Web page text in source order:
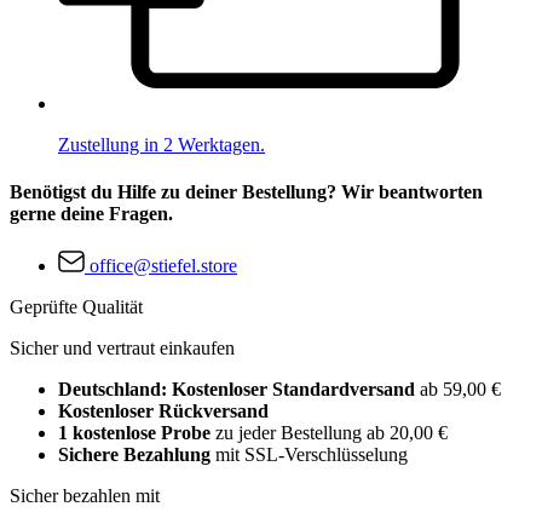
Zustellung in 2 Werktagen.
Benötigst du Hilfe zu deiner Bestellung? Wir beantworten
gerne deine Fragen.
office@stiefel.store
Geprüfte Qualität
Sicher und vertraut einkaufen
Deutschland: Kostenloser Standardversand ab 59,00 €
Kostenloser Rückversand
1 kostenlose Probe zu jeder Bestellung ab 20,00 €
Sichere Bezahlung mit SSL-Verschlüsselung
Sicher bezahlen mit